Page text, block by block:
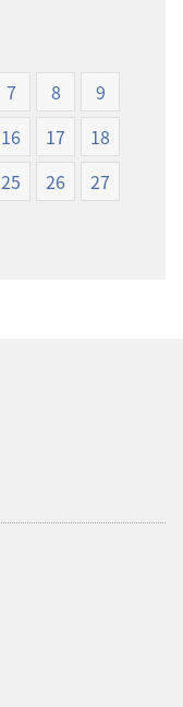
新
界
译
译
7 8
9
16 17
18
25 26
27